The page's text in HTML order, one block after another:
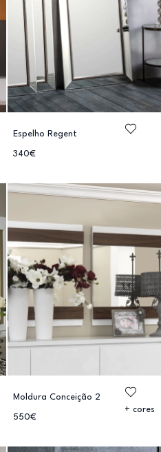
Espelho Regent
340€
Moldura Conceição 2
550€
+ cores